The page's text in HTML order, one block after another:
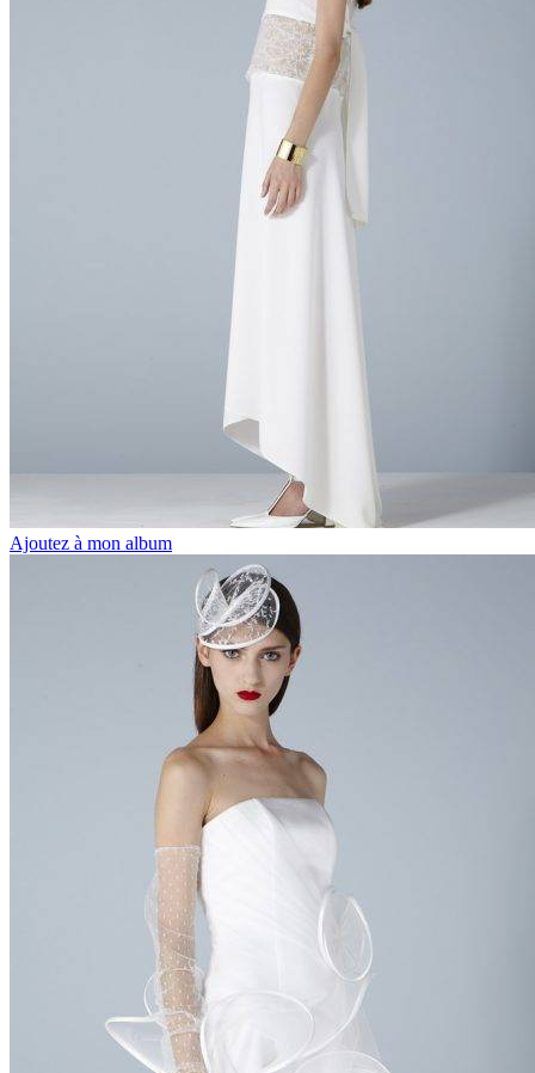
Ajoutez à mon album